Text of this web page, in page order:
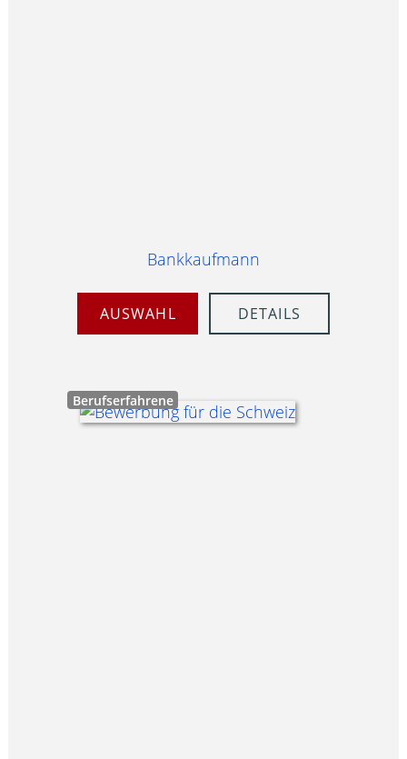
Bankkaufmann
AUSWAHL DETAILS
Berufserfahrene